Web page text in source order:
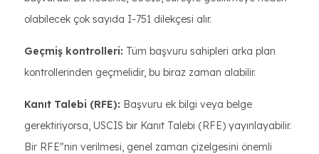
olabilecek çok sayıda I-751 dilekçesi alır.
Geçmiş kontrolleri: Tüm başvuru sahipleri arka plan
kontrollerinden geçmelidir, bu biraz zaman alabilir.
Kanıt Talebi (RFE): Başvuru ek bilgi veya belge
gerektiriyorsa, USCIS bir Kanıt Talebi (RFE) yayınlayabilir.
Bir RFE"nin verilmesi, genel zaman çizelgesini önemli